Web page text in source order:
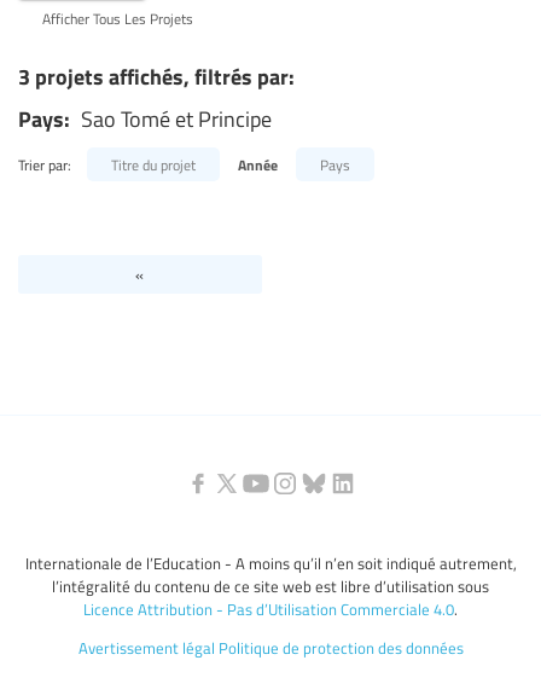
Thèmes
Afficher Tous Les Projets
3 projets affichés, filtrés par:
Pays: Sao Tomé et Principe
Trier par: Titre du projet Année Pays
«
Internationale de l’Education - A moins qu’il n’en soit indiqué autrement,
l’intégralité du contenu de ce site web est libre d’utilisation sous
Licence Attribution - Pas d’Utilisation Commerciale 4.0.
Avertissement légal Politique de protection des données